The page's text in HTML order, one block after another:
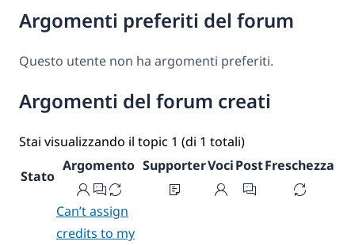
Argomenti preferiti del forum
Questo utente non ha argomenti preferiti.
Argomenti del forum creati
Stai visualizzando il topic 1 (di 1 totali)
Stato
Argomento SupporterVociPostFreschezza
Can’t assign
credits to my